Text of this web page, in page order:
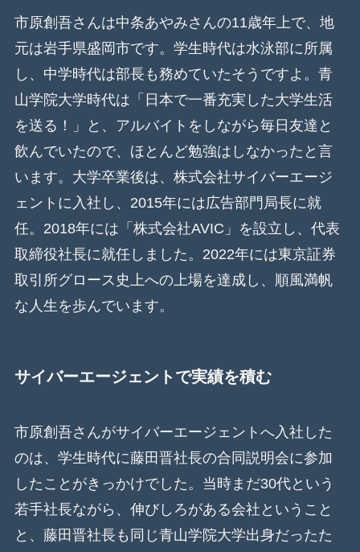
市原創吾さんは中条あやみさんの11歳年上で、地
元は岩手県盛岡市です。学生時代は水泳部に所属
し、中学時代は部長も務めていたそうですよ。青
山学院大学時代は「日本で一番充実した大学生活
を送る！」と、アルバイトをしながら毎日友達と
飲んでいたので、ほとんど勉強はしなかったと言
います。大学卒業後は、株式会社サイバーエージ
ェントに入社し、2015年には広告部門局長に就
任。2018年には「株式会社AVIC」を設立し、代表
取締役社長に就任しました。2022年には東京証券
取引所グロース史上への上場を達成し、順風満帆
な人生を歩んでいます。
サイバーエージェントで実績を積む
市原創吾さんがサイバーエージェントへ入社した
のは、学生時代に藤田晋社長の合同説明会に参加
したことがきっかけでした。当時まだ30代という
若手社長ながら、伸びしろがある会社ということ
と、藤田晋社長も同じ青山学院大学出身だったた